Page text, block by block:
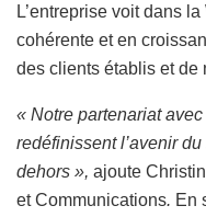
L’entreprise voit dans
cohérente et en
des clients établis et de
« Notre partenariat
redéfinissent l’avenir
dehors », ajoute
et Communications. En